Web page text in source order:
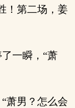
！第二场，姜
一瞬，“萧
萧男？怎么会